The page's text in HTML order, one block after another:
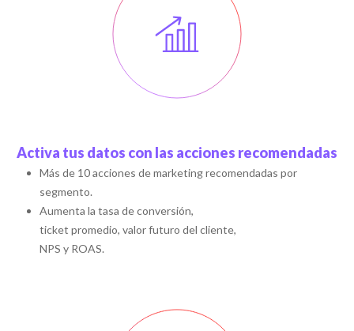
Activa tus datos con las acciones recomendadas
Más de 10 acciones de marketing recomendadas por
segmento.
Aumenta la tasa de conversión,
ticket promedio, valor futuro del cliente,
NPS y ROAS.